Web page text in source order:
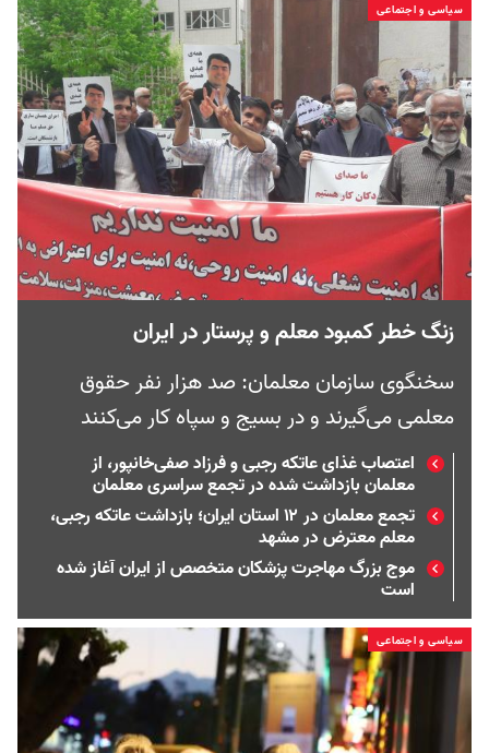
سیاسی و اجتماعی
زنگ خطر کمبود معلم و پرستار در ایران
سخنگوی سازمان معلمان: صد هزار نفر حقوق
معلمی می‌گیرند و در بسیج و سپاه کار می‌کنند
اعتصاب غذای عاتکه رجبی و فرزاد صفی‌خانپور، از
معلمان بازداشت شده در تجمع سراسری معلمان
تجمع معلمان در ۱۲ استان ایران؛ بازداشت عاتکه رجبی،
معلم معترض در مشهد
موج بزرگ مهاجرت پزشکان متخصص از ایران آغاز شده
است
سیاسی و اجتماعی